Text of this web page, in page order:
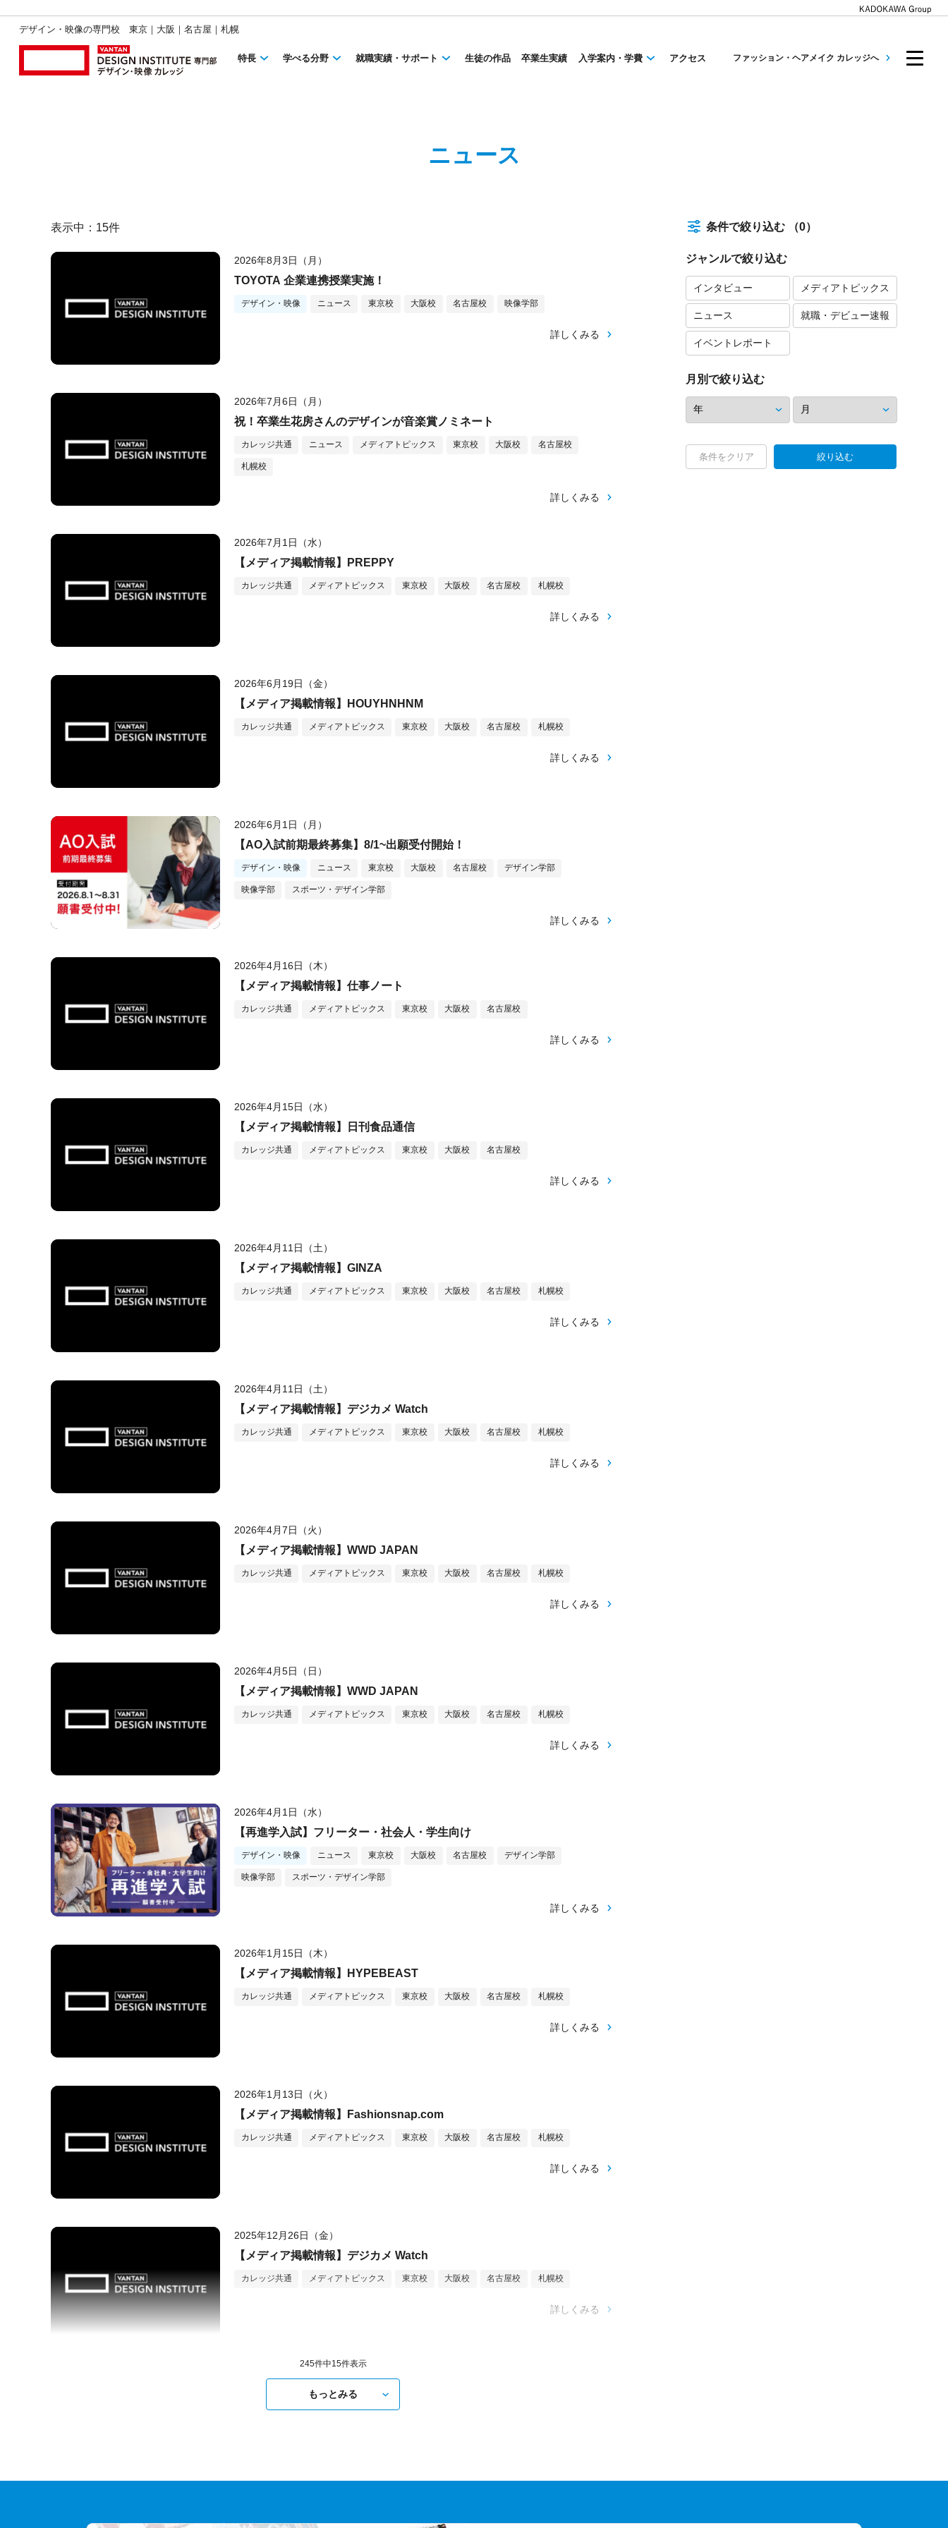
デザイン・映像の専門校 東京｜大阪｜名古屋｜札幌
特長 学べる分野 就職実績・サポート 生徒の作品 卒業生実績 入学案内・学費 アクセス ファッション・ヘアメイク カレッジへ
ニュース
表示中： 15件
2026年8月3日（月）
TOYOTA 企業連携授業実施！
デザイン・映像 ニュース 東京校 大阪校 名古屋校 映像学部
詳しくみる
2026年7月6日（月）
祝！卒業生花房さんのデザインが音楽賞ノミネート
カレッジ共通 ニュース メディアトピックス 東京校 大阪校 名古屋校
札幌校
詳しくみる
2026年7月1日（水）
【メディア掲載情報】PREPPY
カレッジ共通 メディアトピックス 東京校 大阪校 名古屋校 札幌校
詳しくみる
2026年6月19日（金）
【メディア掲載情報】HOUYHNHNM
カレッジ共通 メディアトピックス 東京校 大阪校 名古屋校 札幌校
詳しくみる
2026年6月1日（月）
【AO入試前期最終募集】8/1~出願受付開始！
デザイン・映像 ニュース 東京校 大阪校 名古屋校 デザイン学部
映像学部 スポーツ・デザイン学部
詳しくみる
2026年4月16日（木）
【メディア掲載情報】仕事ノート
カレッジ共通 メディアトピックス 東京校 大阪校 名古屋校
詳しくみる
2026年4月15日（水）
【メディア掲載情報】日刊食品通信
カレッジ共通 メディアトピックス 東京校 大阪校 名古屋校
詳しくみる
2026年4月11日（土）
【メディア掲載情報】GINZA
カレッジ共通 メディアトピックス 東京校 大阪校 名古屋校 札幌校
詳しくみる
2026年4月11日（土）
【メディア掲載情報】デジカメ Watch
カレッジ共通 メディアトピックス 東京校 大阪校 名古屋校 札幌校
詳しくみる
2026年4月7日（火）
【メディア掲載情報】WWD JAPAN
カレッジ共通 メディアトピックス 東京校 大阪校 名古屋校 札幌校
詳しくみる
2026年4月5日（日）
【メディア掲載情報】WWD JAPAN
カレッジ共通 メディアトピックス 東京校 大阪校 名古屋校 札幌校
詳しくみる
2026年4月1日（水）
【再進学入試】フリーター・社会人・学生向け
デザイン・映像 ニュース 東京校 大阪校 名古屋校 デザイン学部
映像学部 スポーツ・デザイン学部
詳しくみる
2026年1月15日（木）
【メディア掲載情報】HYPEBEAST
カレッジ共通 メディアトピックス 東京校 大阪校 名古屋校 札幌校
詳しくみる
2026年1月13日（火）
【メディア掲載情報】Fashionsnap.com
カレッジ共通 メディアトピックス 東京校 大阪校 名古屋校 札幌校
詳しくみる
2025年12月26日（金）
【メディア掲載情報】デジカメ Watch
カレッジ共通 メディアトピックス 東京校 大阪校 名古屋校 札幌校
詳しくみる
245件中15件表示
もっとみる
条件で絞り込む （0）
ジャンルで絞り込む
インタビュー メディアトピックス
ニュース 就職・デビュー速報
イベントレポート
月別で絞り込む
条件をクリア 絞り込む